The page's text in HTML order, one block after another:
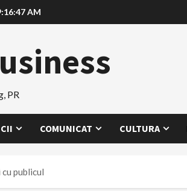
AM
PR
COMUNICAT CULTURA
publicul